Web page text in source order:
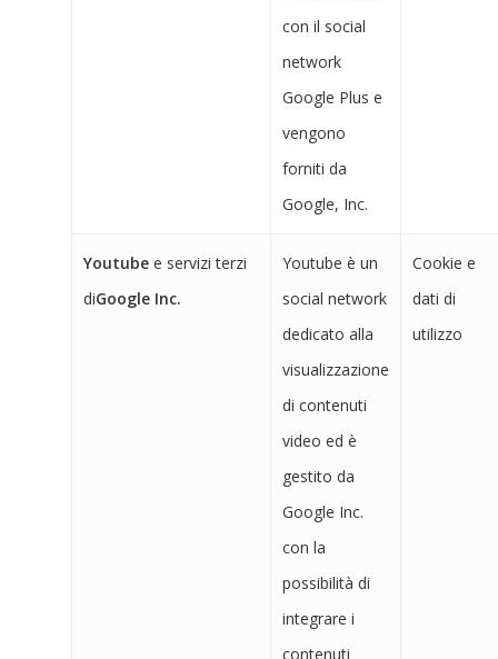
con il social
network
Google Plus e
vengono
forniti da
Google, Inc.
Youtube e servizi terzi
diGoogle Inc.
Youtube è un
social network
dedicato alla
visualizzazione
di contenuti
video ed è
gestito da
Google Inc.
con la
possibilità di
integrare i
contenuti
Cookie e
dati di
utilizzo